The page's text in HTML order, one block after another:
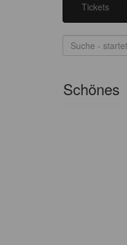
Tickets
Schönes